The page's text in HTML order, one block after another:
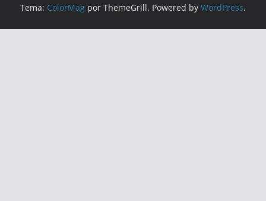
Tema: ColorMag por ThemeGrill. Powered by WordPress.